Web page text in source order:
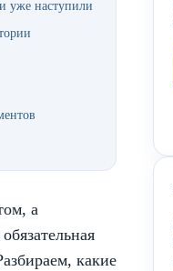
уже наступили
а
какие